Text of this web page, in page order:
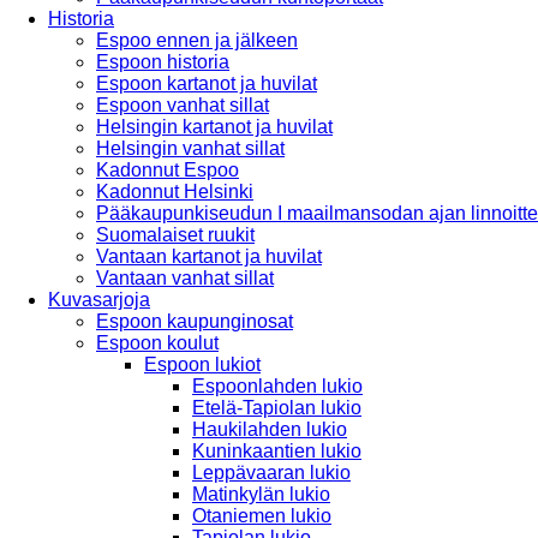
Historia
Espoo ennen ja jälkeen
Espoon historia
Espoon kartanot ja huvilat
Espoon vanhat sillat
Helsingin kartanot ja huvilat
Helsingin vanhat sillat
Kadonnut Espoo
Kadonnut Helsinki
Pääkaupunkiseudun I maailmansodan ajan
Suomalaiset ruukit
Vantaan kartanot ja huvilat
Vantaan vanhat sillat
Kuvasarjoja
Espoon kaupunginosat
Espoon koulut
Espoon lukiot
Espoonlahden lukio
Etelä-Tapiolan lukio
Haukilahden lukio
Kuninkaantien lukio
Leppävaaran lukio
Matinkylän lukio
Otaniemen lukio